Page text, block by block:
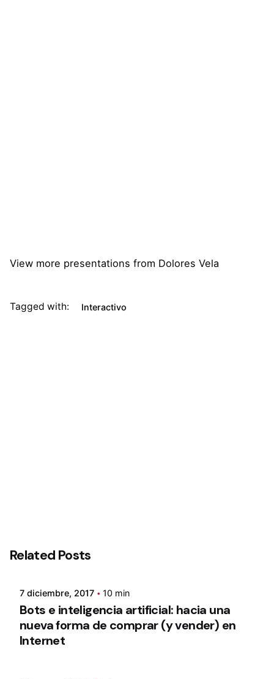
View more presentations from Dolores Vela
Tagged with: Interactivo
Related Posts
7 diciembre, 2017 10 min
Bots e inteligencia artificial: hacia una
nueva forma de comprar (y vender) en
Internet